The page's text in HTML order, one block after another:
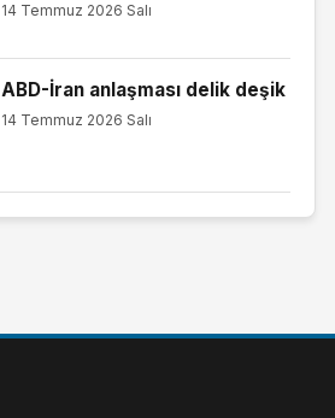
14 Temmuz 2026 Salı
ABD-İran anlaşması delik deşik
14 Temmuz 2026 Salı